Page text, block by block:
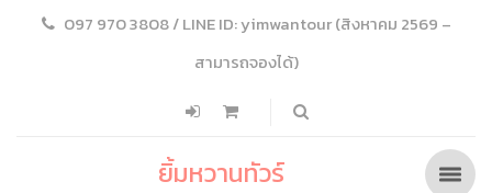
097 970 3808 / LINE ID: yimwantour (สิงหาคม 2569 –
สามารถจองได้)
ยิ้มหวานทัวร์